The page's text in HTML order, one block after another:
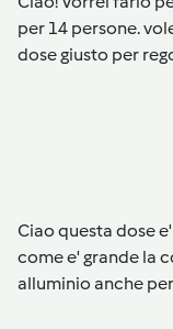
per 14 persone.
dose giusto per
Ciao questa dose
come e' grande la
alluminio anche